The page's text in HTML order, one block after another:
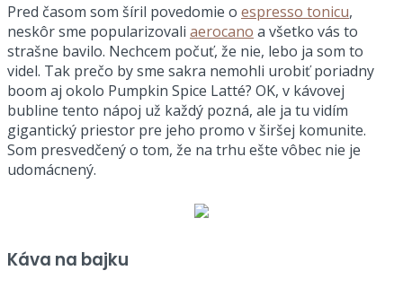
Pred časom som šíril povedomie o espresso tonicu,
neskôr sme popularizovali aerocano a všetko vás to
strašne bavilo. Nechcem počuť, že nie, lebo ja som to
videl. Tak prečo by sme sakra nemohli urobiť poriadny
boom aj okolo Pumpkin Spice Latté? OK, v kávovej
bubline tento nápoj už každý pozná, ale ja tu vidím
gigantický priestor pre jeho promo v širšej komunite.
Som presvedčený o tom, že na trhu ešte vôbec nie je
udomácnený.
Káva na bajku